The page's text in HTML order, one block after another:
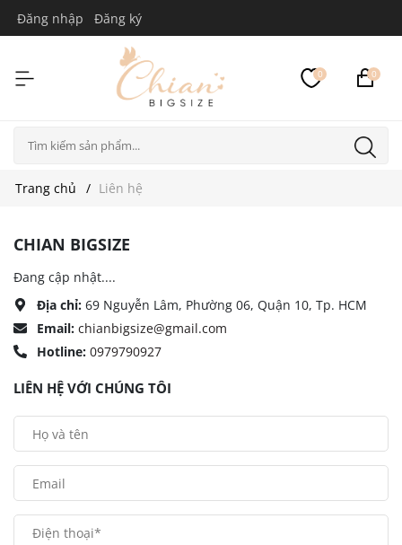
Đăng nhập Đăng ký
0 0
Trang chủ Liên hệ
CHIAN BIGSIZE
Đang cập nhật....
Địa chỉ: 69 Nguyễn Lâm, Phường 06, Quận 10, Tp. HCM
Email: chianbigsize@gmail.com
Hotline: 0979790927
LIÊN HỆ VỚI CHÚNG TÔI